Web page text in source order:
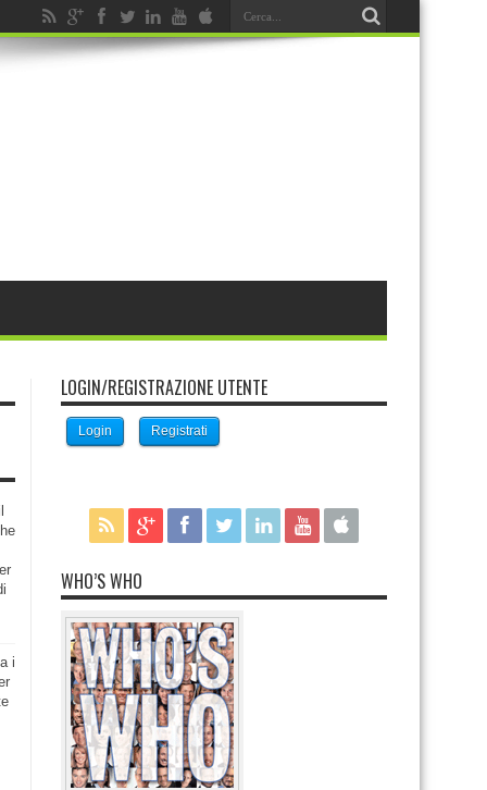
i
LOGIN/REGISTRAZIONE UTENTE
Login Registrati
WHO’S WHO